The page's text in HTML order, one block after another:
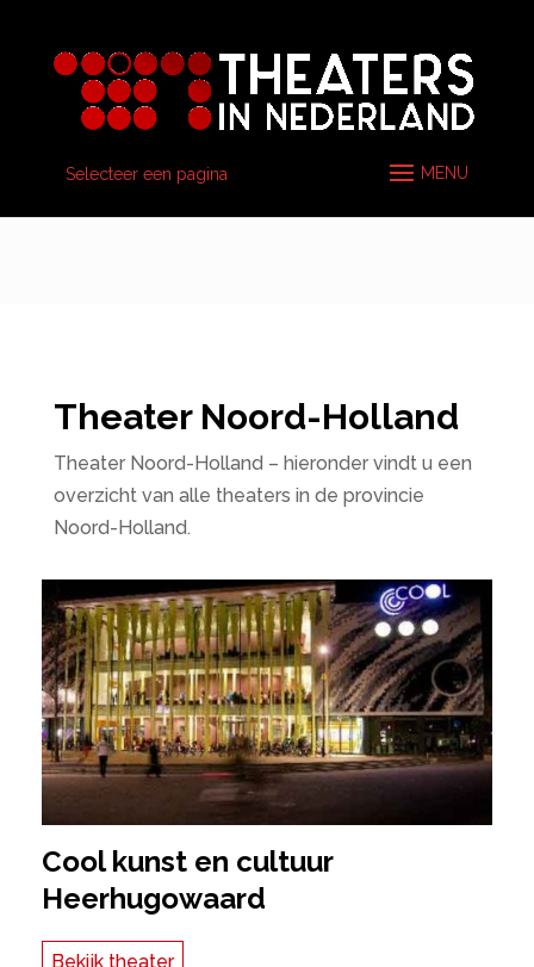
Selecteer een pagina
Theater Noord-Holland
Theater Noord-Holland – hieronder vindt u een
overzicht van alle theaters in de provincie
Noord-Holland.
Cool kunst en cultuur
Heerhugowaard
Bekijk theater